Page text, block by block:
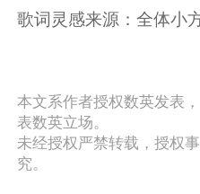
歌词灵感来源：全体小
本文系作者授权数英发表
表数英立场。
未经授权严禁转载，授权
究。